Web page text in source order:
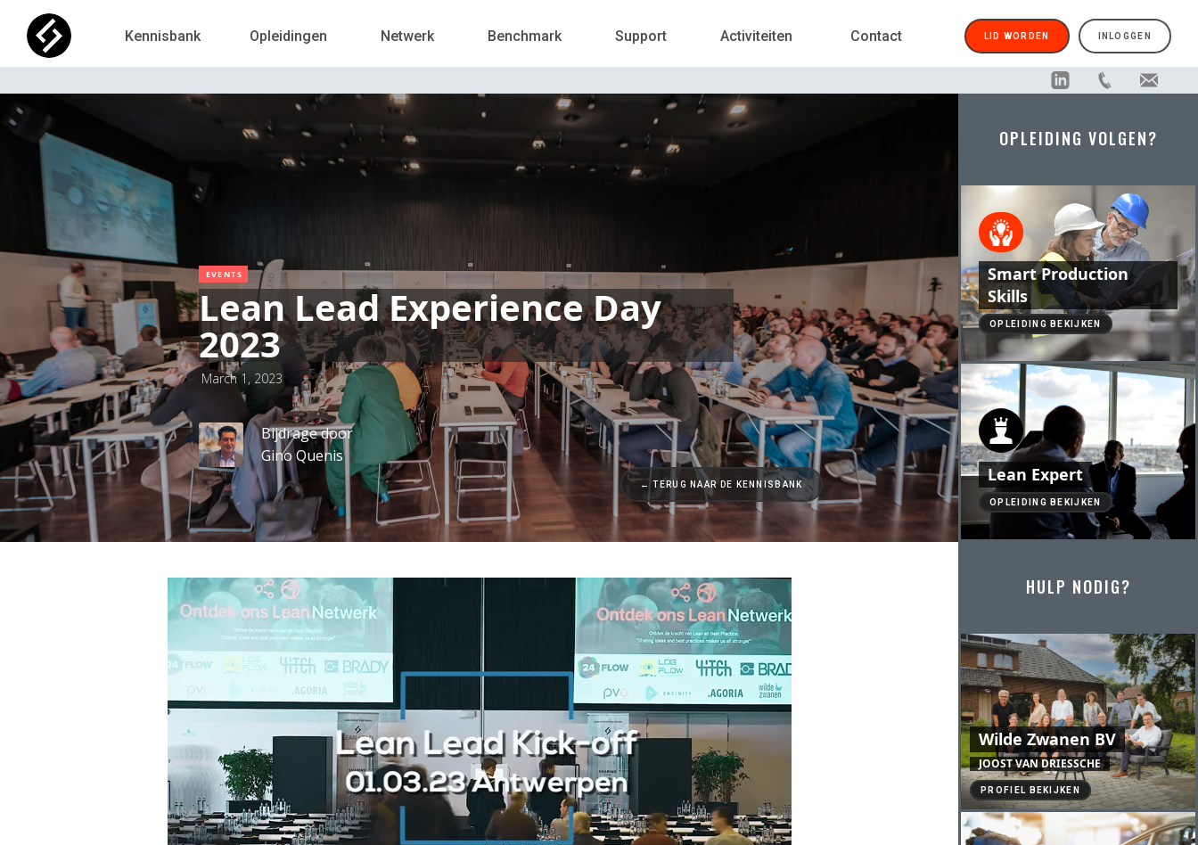
LID WORDEN INLOGGEN
Kennisbank Opleidingen Netwerk Benchmark Support Activiteiten Contact
EVENTS
Lean Lead Experience Day
2023
March 1, 2023
Bijdrage door
Gino Quenis
← TERUG NAAR DE KENNISBANK
OPLEIDING VOLGEN?
Smart Production
Skills
OPLEIDING BEKIJKEN
Lean Expert
OPLEIDING BEKIJKEN
HULP NODIG?
Wilde Zwanen BV
JOOST VAN DRIESSCHE
PROFIEL BEKIJKEN